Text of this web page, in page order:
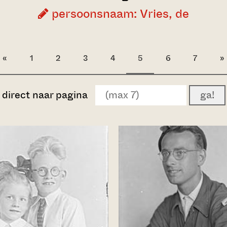
persoonsnaam: Vries, de
« 1 2 3 4 5 6 7 »
direct naar pagina ga!